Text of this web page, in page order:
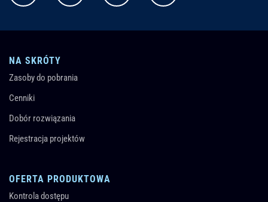
NA SKRÓTY
Zasoby do pobrania
Cenniki
Dobór rozwiązania
Rejestracja projektów
OFERTA PRODUKTOWA
Kontrola dostępu